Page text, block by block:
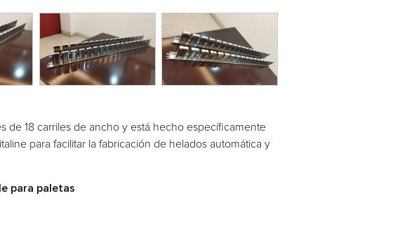
de 18 carriles de ancho y está hecho específicamente
para facilitar la fabricación de helados automática y
para paletas